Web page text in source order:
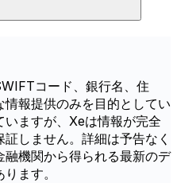
コード、銀行名、住
報提供のみを目的としてい
いますが、Xeは情報が完全
しません。詳細は予告なく
機関から得られる最新のデ
ます。